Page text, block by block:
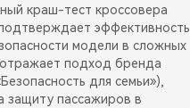
краш-тест кроссовера
эффективность
модели в сложных
подход бренда
для семьи»),
защиту пассажиров в